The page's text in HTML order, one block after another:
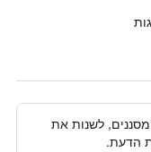
לשנות את
הדעת.